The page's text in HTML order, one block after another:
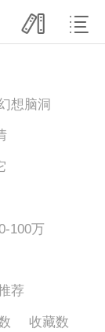
想脑洞
100万
荐
收藏数